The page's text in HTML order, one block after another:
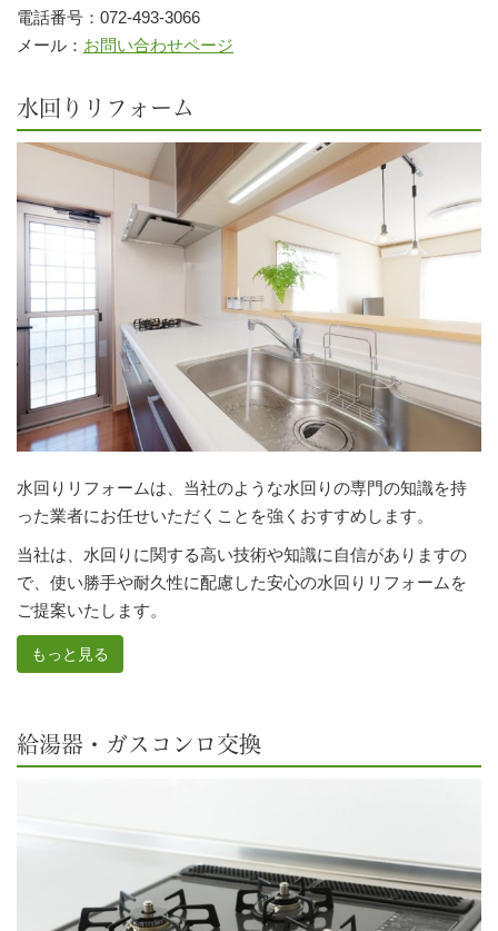
電話番号：072-493-3066
メール： お問い合わせページ
水回りリフォーム
水回りリフォームは、当社のような水回りの専門の知識を持
った業者にお任せいただくことを強くおすすめします。
当社は、水回りに関する高い技術や知識に自信がありますの
で、使い勝手や耐久性に配慮した安心の水回りリフォームを
ご提案いたします。
もっと見る
給湯器・ガスコンロ交換